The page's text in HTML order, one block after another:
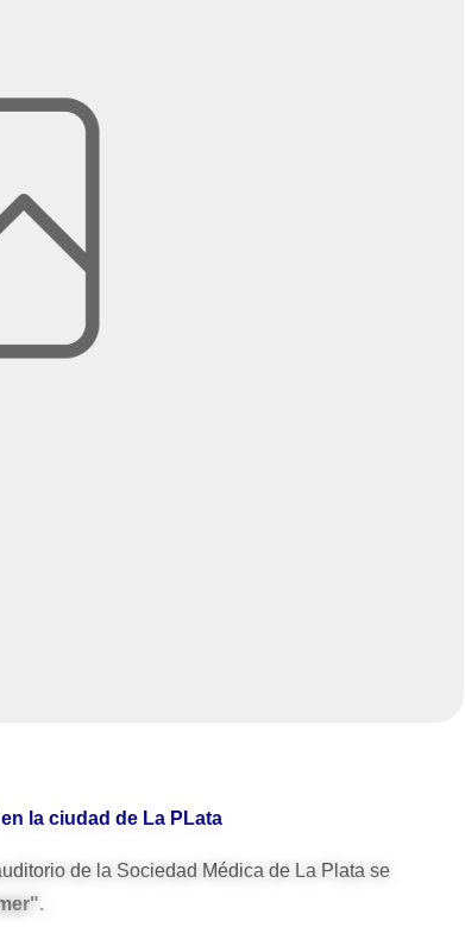
la ciudad de La PLata
de la Sociedad Médica de La Plata se